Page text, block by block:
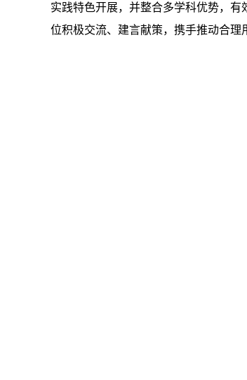
实践特色开展，并整合多学科优势，
位积极交流、建言献策，携手推动合理